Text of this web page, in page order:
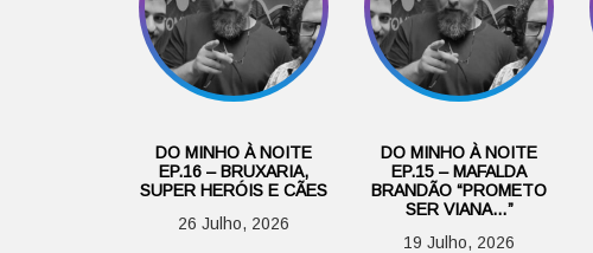
DO MINHO À NOITE
EP.16 – BRUXARIA,
SUPER HERÓIS E CÃES
26 Julho, 2026
DO MINHO À NOITE
EP.15 – MAFALDA
BRANDÃO “PROMETO
SER VIANA…”
19 Julho, 2026